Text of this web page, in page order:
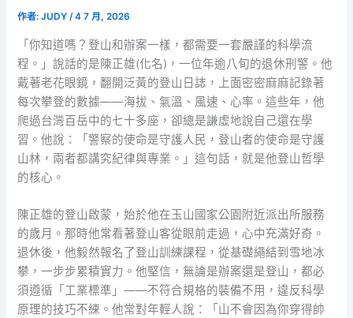
作者:JUDY/4 7 月, 2026
「你知道嗎？登山和辦案一樣，都需要一套嚴謹的科學流
程。」說話的是陳正雄(化名)，一位年逾八旬的退休刑警。他
戴著老花眼鏡，翻開泛黃的登山日誌，上面密密麻麻記錄著
每次攀登的數據——海拔、氣溫、風速、心率。這些年，他
爬過台灣百岳中的七十多座，卻總是謙虛地說自己還在學
習。他說：「警察的使命是守護人民，登山者的使命是守護
山林，兩者都講究紀律與專業。」這句話，就是他登山哲學
的核心。
陳正雄的登山啟蒙，始於他在玉山國家公園附近派出所服務
的歲月。那時他常看著登山客從眼前走過，心中充滿好奇。
退休後，他毅然報名了登山訓練課程，從基礎繩結到雪地冰
攀，一步步累積實力。他堅信，無論是辦案還是登山，都必
須遵循「工業標準」——不符合規格的裝備不用，違反科學
原理的技巧不練。他常對年輕人說：「山不會因為你穿得帥